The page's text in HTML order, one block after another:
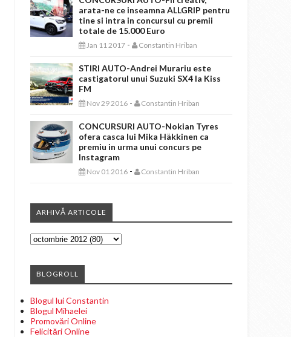
arata-ne ce inseamna ALLGRIP pentru
tine si intra in concursul cu premii
totale de 15.000 Euro
Jan 11 2017 - Constantin Hriban
STIRI AUTO-Andrei Murariu este
castigatorul unui Suzuki SX4 la Kiss
FM
Nov 29 2016 - Constantin Hriban
CONCURSURI AUTO-Nokian Tyres
ofera casca lui Mika Häkkinen ca
premiu in urma unui concurs pe
Instagram
Nov 01 2016 - Constantin Hriban
ARHIVĂ ARTICOLE
BLOGROLL
Blogul lui Constantin
Blogul Mihaelei
Promovări Online
Felicitări Online